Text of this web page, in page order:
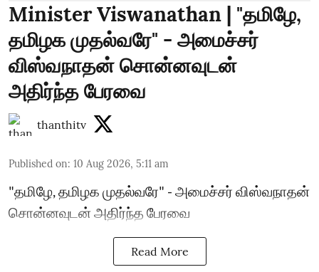
Minister Viswanathan | "தமிழே,
தமிழக முதல்வரே" - அமைச்சர்
விஸ்வநாதன் சொன்னவுடன்
அதிர்ந்த பேரவை
thanthitv
Published on: 10 Aug 2026, 5:11 am
"தமிழே, தமிழக முதல்வரே" - அமைச்சர் விஸ்வநாதன்
சொன்னவுடன் அதிர்ந்த பேரவை
Read More